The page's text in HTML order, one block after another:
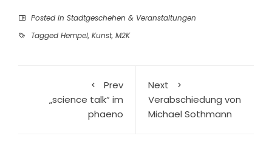
Posted in Stadtgeschehen & Veranstaltungen
Tagged Hempel, Kunst, M2K
Prev
„science talk“ im
phaeno
Next
Verabschiedung von
Michael Sothmann